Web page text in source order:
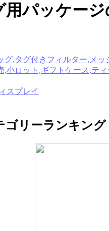
用パッケージ
ゴリーランキング